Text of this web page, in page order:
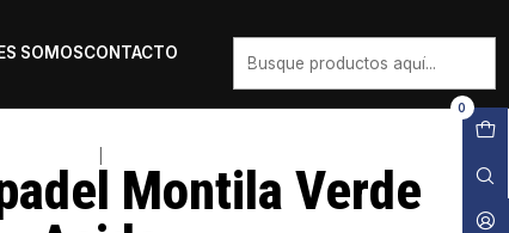
SOMOSCONTACTO
0
Montila Verde